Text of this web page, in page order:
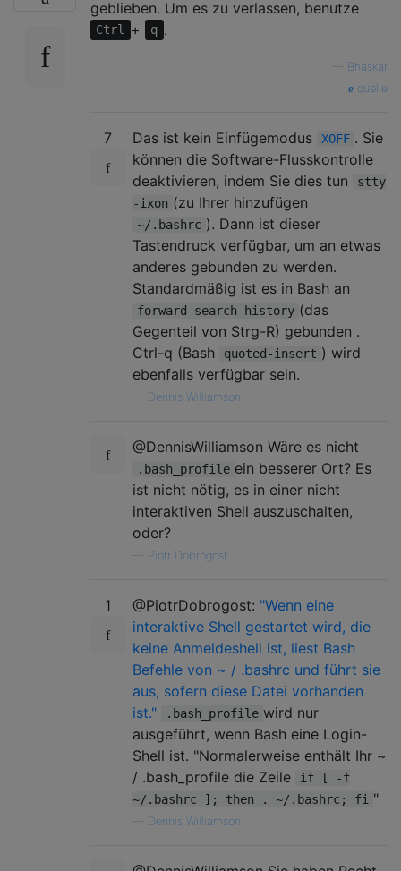
geblieben. Um es zu verlassen, benutze
Ctrl + q .
Bhaskar
quelle
7 Das ist kein Einfügemodus XOFF . Sie
können die Software-Flusskontrolle
deaktivieren, indem Sie dies tun
stty
-ixon (zu Ihrer hinzufügen
~/.bashrc ). Dann ist dieser
Tastendruck verfügbar, um an etwas
anderes gebunden zu werden.
Standardmäßig ist es in Bash an
forward-search-history (das
Gegenteil von Strg-R) gebunden .
Ctrl-q (Bash
quoted-insert ) wird
ebenfalls verfügbar sein.
Dennis Williamson
@DennisWilliamson Wäre es nicht
.bash_profile ein besserer Ort? Es
ist nicht nötig, es in einer nicht
interaktiven Shell auszuschalten,
oder?
Piotr Dobrogost
1 @PiotrDobrogost: "Wenn eine
interaktive Shell gestartet wird, die
keine Anmeldeshell ist, liest Bash
Befehle von ~ / .bashrc und führt sie
aus, sofern diese Datei vorhanden
ist."
.bash_profile wird nur
ausgeführt, wenn Bash eine Login-
Shell ist. "Normalerweise enthält Ihr ~
/ .bash_profile die Zeile
if [ -f
~/.bashrc ]; then . ~/.bashrc; fi "
Dennis Williamson